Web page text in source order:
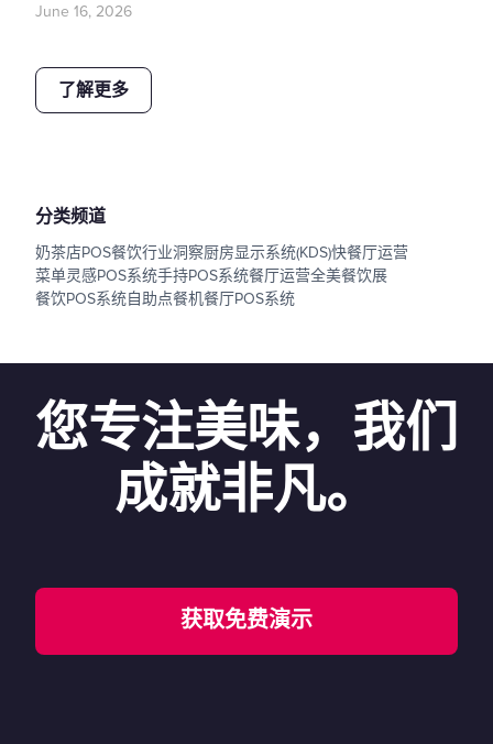
June 16, 2026
了解更多
分类频道
奶茶店POS餐饮行业洞察厨房显示系统(KDS)快餐厅运营
菜单灵感POS系统手持POS系统餐厅运营全美餐饮展
餐饮POS系统自助点餐机餐厅POS系统
您专注美味，我们
成就非凡。
获取免费演示